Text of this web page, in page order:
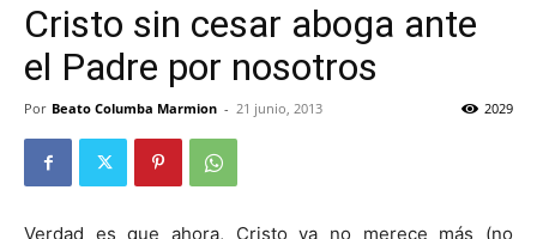
Cristo sin cesar aboga ante
el Padre por nosotros
Por Beato Columba Marmion - 21 junio, 2013 2029
Verdad es que ahora, Cristo ya no merece más (no